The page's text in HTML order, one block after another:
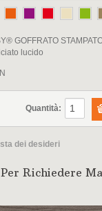
GOFFRATO
lucido
Quantità:
dei desideri
Richiedere